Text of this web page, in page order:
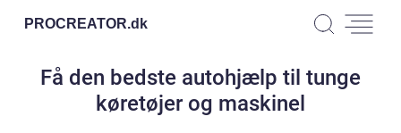
PROCREATOR.dk
Få den bedste autohjælp til tunge
køretøjer og maskinel